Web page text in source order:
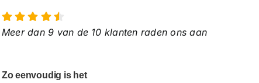
Meer dan 9 van de 10 klanten raden ons aan
Zo eenvoudig is het